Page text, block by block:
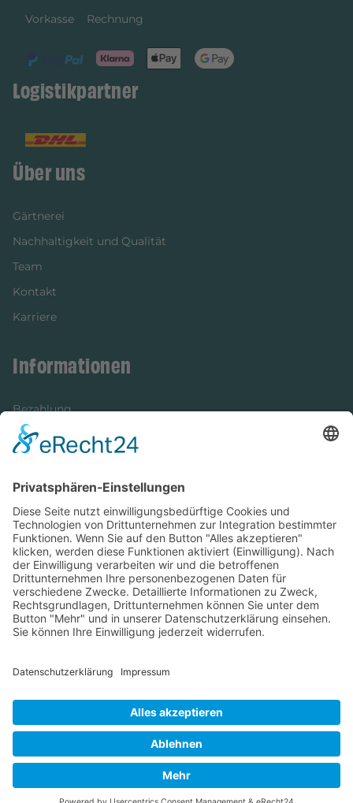
Vorkasse Rechnung
Logistikpartner
Über uns
Gärtnerei
Nachhaltigkeit und Qualität
Team
Kontakt
Karriere
Informationen
Bezahlung
Newsletter
Versandinformationen
Verfügbarkeit/Verträglichkeit
Rechtliches
Widerrufsrecht und Widerrufsformular
Impressum
Datenschutzerklärung
Cookie-Einstellungen
AGB
Streitbeilegungsstelle
Vertrag widerrufen